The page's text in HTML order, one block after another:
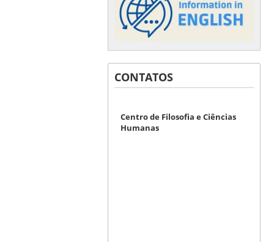
CONTATOS
Centro de Filosofia e Ciências
Humanas